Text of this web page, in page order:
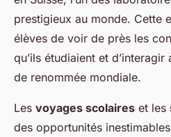
prestigieux au monde. Cette
élèves de voir de près les
qu’ils étudiaient et
de renommée mondiale.
Les voyages scolaires et les
des opportunités